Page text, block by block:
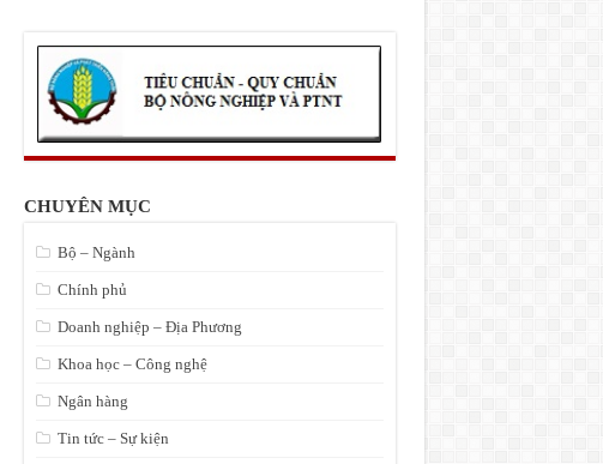
CHUYÊN MỤC
Bộ – Ngành
Chính phủ
Doanh nghiệp – Địa Phương
Khoa học – Công nghệ
Ngân hàng
Tin tức – Sự kiện